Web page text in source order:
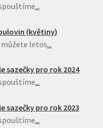
...
(květiny)
můžete letos...
sazečky pro rok 2024
...
sazečky pro rok 2023
...